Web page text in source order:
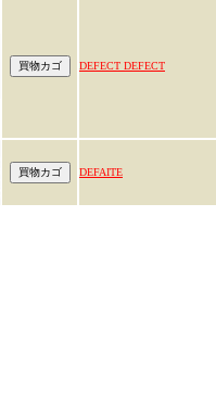
DEFECT DEFECT
DEFAITE